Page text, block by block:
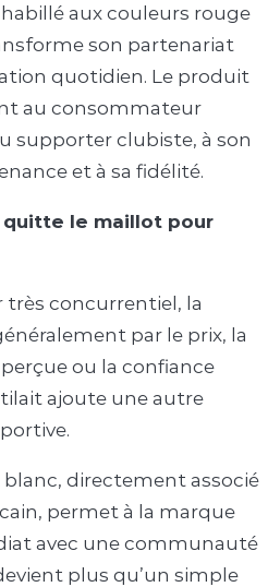
aux couleurs rouge
son partenariat
quotidien. Le produit
au consommateur
supporter clubiste, à son
et à sa fidélité.
le maillot pour
très concurrentiel, la
par le prix, la
ou la confiance
ajoute une autre
directement associé
permet à la marque
avec une communauté
plus qu’un simple